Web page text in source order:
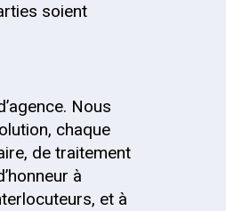
soient
Nous
chaque
de traitement
à
et à